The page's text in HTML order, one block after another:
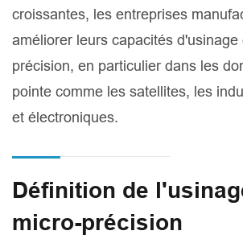
croissantes, les entreprises
améliorer leurs capacités d'usinage
précision, en particulier dans les
pointe comme les satellites, les
et électroniques.
Définition de
micro-précision